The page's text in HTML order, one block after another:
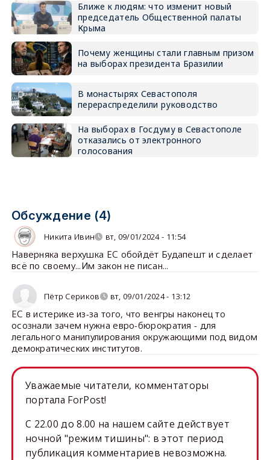
Ближе к людям: что изменит новый
председатель Общественной палаты
Крыма
Почему женщины стали главным призом
на выборах президента Бразилии
В монастырях Севастополя
перераспределили руководство
На выборах в Госдуму в Севастополе
отказались от электронного
голосования
Обсуждение (4)
Никита Ивин вт, 09/01/2024 - 11:54
Наверняка верхушка ЕС обойдёт Будапешт и сделает
всё по своему...Им закон не писан...
Пётр Сериков вт, 09/01/2024 - 13:12
ЕС в истерике из-за того, что венгры наконец то
осознали зачем нужна евро-бюрократия - для
легального манипулирования окружающими под видом
демократических институтов.
Уважаемые читатели, комментаторы
портала ForPost!
C 22.00 до 8.00 на нашем сайте действует
ночной "режим тишины": в этот период
публикация комментариев невозможна.